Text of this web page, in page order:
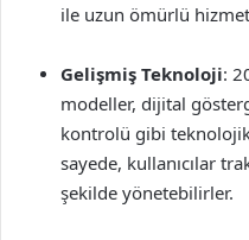
ile uzun ömürlü
Gelişmiş Teknoloji:
modeller, dijital
kontrolü gibi teknolojik
sayede, kullanıcılar
şekilde yönetebilirler.